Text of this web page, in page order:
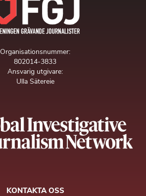
Organisationsnummer:
802014-3833
Ansvarig utgivare:
Ulla Sätereie
KONTAKTA OSS